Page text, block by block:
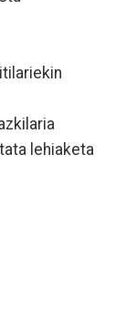
lehiaketa